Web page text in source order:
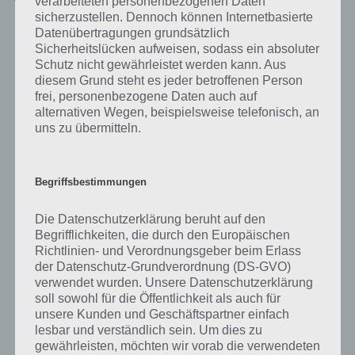
Der Computergegner ist zwar nur künstliche Intelligenz, stellt sich
aber klug an, wenn er ein Schiff getroffen ist. Dann sucht er sofort
das nächste Schiffsteil. Interessant wird es dann wenn man gegen
einen Freund antritt. Hat dieser auch ein Android Smartphone oder
Tablet, so könnt ihr euch via Bluetooth verbinden.
Dazu geht ihr beide einfach auf “Bluetooth Battle”. Nun wird von der
klickt nun auf den “Search” Button und wählt den zweiten Spieler
Wenn nur einer ein Android Gerät hat, dann spielt man Schiffe
versenken auf einem Gerät. Dazu wird im Schlachtmodus einfach
immer der Angriffsmodus gezeigt, wobei einer links und einer rechts
die Karte sieht. Schiffe versenken macht auf dem Android Tablet
natürlich nochmal mehr Spaß, da hier alles gut sichtbar ist. Aber
auch auf Smartphones macht das ganze einen guten Eindruck.
sicherzustellen. Dennoch können Internetbasierte
Datenübertragungen grundsätzlich
Sicherheitslücken aufweisen, sodass ein absoluter
Schutz nicht gewährleistet werden kann. Aus
diesem Grund steht es jeder betroffenen Person
frei, personenbezogene Daten auch auf
alternativen Wegen, beispielsweise telefonisch, an
uns zu übermitteln.
Begriffsbestimmungen
Die Datenschutzerklärung beruht auf den
Begrifflichkeiten, die durch den Europäischen
Richtlinien- und Verordnungsgeber beim Erlass
der Datenschutz-Grundverordnung (DS-GVO)
verwendet wurden. Unsere Datenschutzerklärung
soll sowohl für die Öffentlichkeit als auch für
unsere Kunden und Geschäftspartner einfach
lesbar und verständlich sein. Um dies zu
gewährleisten, möchten wir vorab die verwendeten